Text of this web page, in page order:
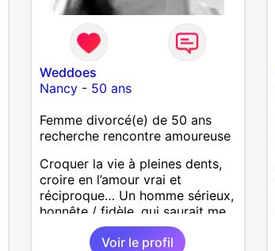
Weddoes
Nancy- 50 ans
Femme divorcé(e) de 50 ans
recherche rencontre amoureuse
Croquer la vie à pleines dents,
croire en l’amour vrai et
réciproque… Un homme sérieux,
honnête / fidèle, qui saurait me
faire rire à nouveau, est le bien
Voir le profil